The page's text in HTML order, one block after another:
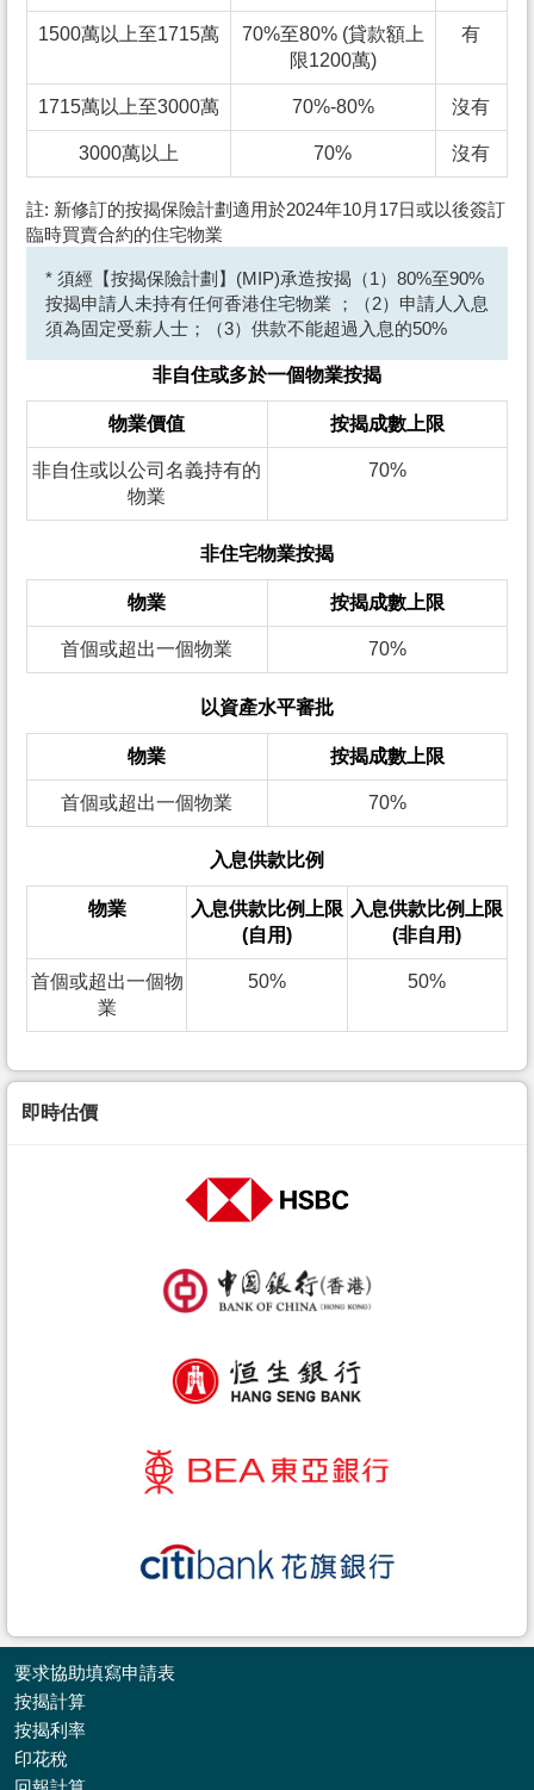
收
1500萬以上至1715萬
70%至80% (貸款額上
限1200萬)
有
1715萬以上至3000萬 70%-80% 沒有
3000萬以上 70% 沒有
註: 新修訂的按揭保險計劃適用於2024年10月17日或以後簽訂
臨時買賣合約的住宅物業
* 須經【按揭保險計劃】(MIP)承造按揭（1）80%至90%
按揭申請人未持有任何香港住宅物業 ；（2）申請人入息
須為固定受薪人士；（3）供款不能超過入息的50%
非自住或多於一個物業按揭
物業價值 按揭成數上限
非自住或以公司名義持有的
物業
70%
非住宅物業按揭
物業 按揭成數上限
首個或超出一個物業 70%
以資產水平審批
物業 按揭成數上限
首個或超出一個物業 70%
入息供款比例
物業
入息供款比例上限
(自用)
入息供款比例上限
(非自用)
首個或超出一個物
業
50% 50%
即時估價
要求協助填寫申請表
按揭計算
按揭利率
印花稅